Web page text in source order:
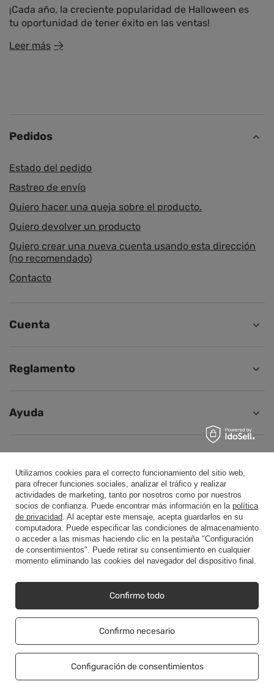
¡Cada año, la creciente popularidad de Halloween es
tu oportunidad de tener éxito en las ventas!
Leer más
Pedidos
Estado del pedido
Rastreo de envío
Quiero hacer una queja sobre el producto.
Quiero devolver un producto
Quiero crear una nueva cuenta usando esta dirección
(no recomendado)
Contacto
Cuenta
Reglamento
Ayuda
Conectar
+48500453608
b2b@cwstore.eu
CWStore,Tarnowska 23/2,61-323Poznań
Presentamos precios netos en tienda (sin IVA).
Utilizamos cookies para el correcto funcionamiento del sitio web,
para ofrecer funciones sociales, analizar el tráfico y realizar
actividades de marketing, tanto por nosotros como por nuestros
socios de confianza. Puede encontrar más información en la política
de privacidad. Al aceptar este mensaje, acepta guardarlos en su
computadora. Puede especificar las condiciones de almacenamiento
o acceder a las mismas haciendo clic en la pestaña "Configuración
de consentimientos". Puede retirar su consentimiento en cualquier
momento eliminando las cookies del navegador del dispositivo final.
Confirmo necesario
Configuración de consentimientos
Confirmo todo